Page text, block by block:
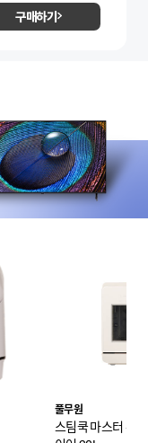
구매하기
프라
페페
고양이모래 2.4kg